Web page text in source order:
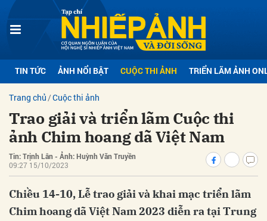
TIN TỨC ẢNH NỔI BẬT CUỘC THI ẢNH TRIỂN LÃM ẢNH
Trang chủ Cuộc thi ảnh
Trao giải và triển lãm Cuộc thi
ảnh Chim hoang dã Việt Nam
Tin: Trịnh Lân - Ảnh: Huỳnh Văn Truyền
09:27 15/10/2023
Chiều 14-10, Lễ trao giải và khai mạc triển lãm
Chim hoang dã Việt Nam 2023 diễn ra tại Trung
luận
Hủy